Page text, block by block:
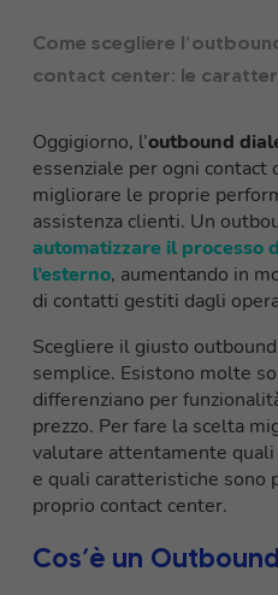
Come scegliere
contact center: le
Oggigiorno, l’outbound
essenziale per ogni contact
migliorare le proprie
assistenza clienti. Un
automatizzare il processo
l’esterno, aumentando in
di contatti gestiti dagli
Scegliere il giusto
semplice. Esistono molte
differenziano per
prezzo. Per fare la scelta
valutare attentamente
e quali caratteristiche sono
proprio contact center.
Cos’è un